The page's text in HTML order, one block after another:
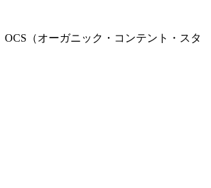
OCS（オーガニック・コンテント・スタ